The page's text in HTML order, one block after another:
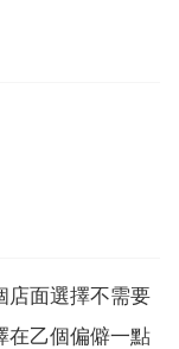
店面選擇不需要
在乙個偏僻一點